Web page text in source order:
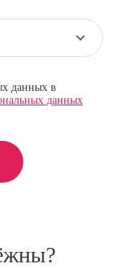
данных в
данных